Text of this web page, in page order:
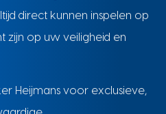
direct kunnen inspelen op
zijn op uw veiligheid en
Heijmans voor exclusieve,